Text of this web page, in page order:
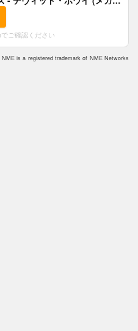
ご確認ください
is a registered trademark of NME Networks